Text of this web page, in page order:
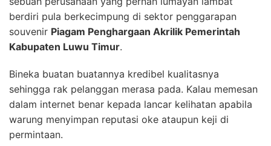
berdiri pula berkecimpung di sektor penggarapan
souvenir Piagam Penghargaan Akrilik Pemerintah
Kabupaten Luwu Timur.
Bineka buatan buatannya kredibel kualitasnya
sehingga rak pelanggan merasa pada. Kalau memesan
dalam internet benar kepada lancar kelihatan apabila
warung menyimpan reputasi oke ataupun keji di
permintaan.